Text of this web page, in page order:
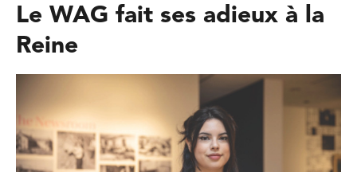
Le WAG fait ses adieux à la
Reine